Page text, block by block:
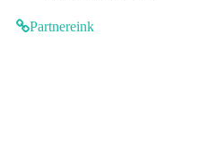
Partnereink